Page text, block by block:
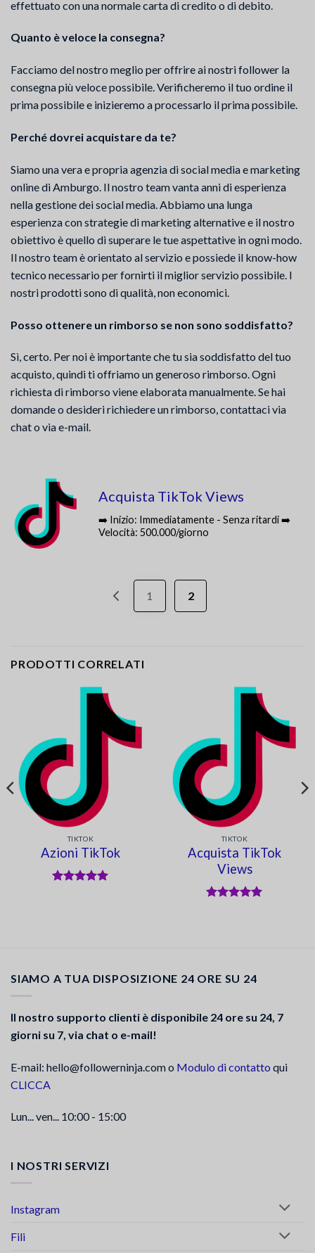
effettuato con una normale carta di credito o di debito.
Quanto è veloce la consegna?
Facciamo del nostro meglio per offrire ai nostri follower la
consegna più veloce possibile. Verificheremo il tuo ordine il
prima possibile e inizieremo a processarlo il prima possibile.
Perché dovrei acquistare da te?
Siamo una vera e propria agenzia di social media e marketing
online di Amburgo. Il nostro team vanta anni di esperienza
nella gestione dei social media. Abbiamo una lunga
esperienza con strategie di marketing alternative e il nostro
obiettivo è quello di superare le tue aspettative in ogni modo.
Il nostro team è orientato al servizio e possiede il know-how
tecnico necessario per fornirti il miglior servizio possibile. I
nostri prodotti sono di qualità, non economici.
Posso ottenere un rimborso se non sono soddisfatto?
Sì, certo. Per noi è importante che tu sia soddisfatto del tuo
acquisto, quindi ti offriamo un generoso rimborso. Ogni
richiesta di rimborso viene elaborata manualmente. Se hai
domande o desideri richiedere un rimborso, contattaci via
chat o via e-mail.
Acquista TikTok Views
➡️ Inizio: Immediatamente - Senza ritardi ➡️
Velocità: 500.000/giorno
1 2
PRODOTTI CORRELATI
TIKTOK
Azioni TikTok
TIKTOK
Acquista TikTok
Views
SIAMO A TUA DISPOSIZIONE 24 ORE SU 24
Il nostro supporto clienti è disponibile 24 ore su 24, 7
giorni su 7, via chat o e-mail!
E-mail: hello@followerninja.com o Modulo di contatto qui
CLICCA
Lun... ven... 10:00 - 15:00
I NOSTRI SERVIZI
Instagram
Fili